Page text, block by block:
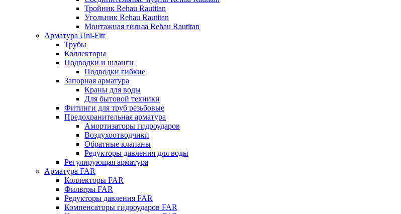
Тройник Rehau Rautitan
Угольник Rehau Rautitan
Монтажная гильза Rehau Rautitan
Арматура Uni-Fitt
Трубы
Коллекторы
Подводки и шланги
Подводки гибкие
Запорная арматура
Краны для воды
Для бытовой техники
Фитинги для труб резьбовые
Предохранительная арматура
Амортизаторы гидроударов
Воздухоотводчики
Обратные клапаны
Редукторы давления для воды
Регулирующая арматура
Арматура FAR
Коллекторы FAR
Фильтры FAR
Редукторы давления FAR
Компенсаторы гидроударов FAR